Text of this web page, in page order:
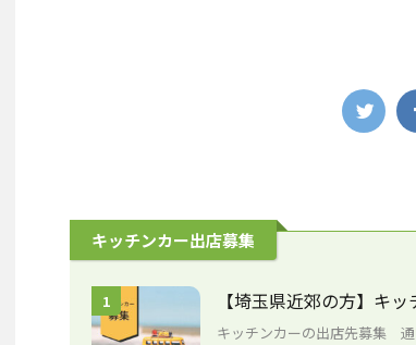
キッチンカー出店募集
1 【埼玉県近郊の方】
キッチンカーの出店先募集 通